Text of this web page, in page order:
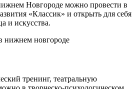
Новгороде можно провести в
«Классик» и открыть для себя
и искусства.
тренинг, театральную